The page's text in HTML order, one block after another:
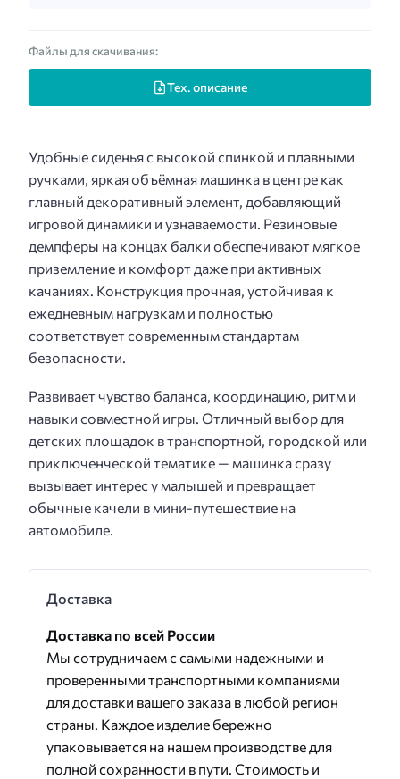
Файлы для скачивания:
Тех. описание
Удобные сиденья с высокой спинкой и плавными
ручками, яркая объёмная машинка в центре как
главный декоративный элемент, добавляющий
игровой динамики и узнаваемости. Резиновые
демпферы на концах балки обеспечивают мягкое
приземление и комфорт даже при активных
качаниях. Конструкция прочная, устойчивая к
ежедневным нагрузкам и полностью
соответствует современным стандартам
безопасности.
Развивает чувство баланса, координацию, ритм и
навыки совместной игры. Отличный выбор для
детских площадок в транспортной, городской или
приключенческой тематике — машинка сразу
вызывает интерес у малышей и превращает
обычные качели в мини-путешествие на
автомобиле.
Доставка
Доставка по всей России
Мы сотрудничаем с самыми надежными и
проверенными транспортными компаниями
для доставки вашего заказа в любой регион
страны. Каждое изделие бережно
упаковывается на нашем производстве для
полной сохранности в пути. Стоимость и